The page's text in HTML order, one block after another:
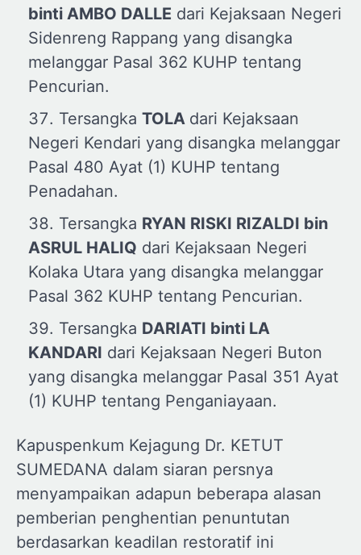
binti AMBO DALLE dari Kejaksaan Negeri
Sidenreng Rappang yang disangka
melanggar Pasal 362 KUHP tentang
Pencurian.
Tersangka TOLA dari Kejaksaan
Negeri Kendari yang disangka melanggar
Pasal 480 Ayat (1) KUHP tentang
Penadahan.
Tersangka RYAN RISKI RIZALDI bin
ASRUL HALIQ dari Kejaksaan Negeri
Kolaka Utara yang disangka melanggar
Pasal 362 KUHP tentang Pencurian.
Tersangka DARIATI binti LA
KANDARI dari Kejaksaan Negeri Buton
yang disangka melanggar Pasal 351 Ayat
(1) KUHP tentang Penganiayaan.
Kapuspenkum Kejagung Dr. KETUT
SUMEDANA dalam siaran persnya
menyampaikan adapun beberapa alasan
pemberian penghentian penuntutan
berdasarkan keadilan restoratif ini